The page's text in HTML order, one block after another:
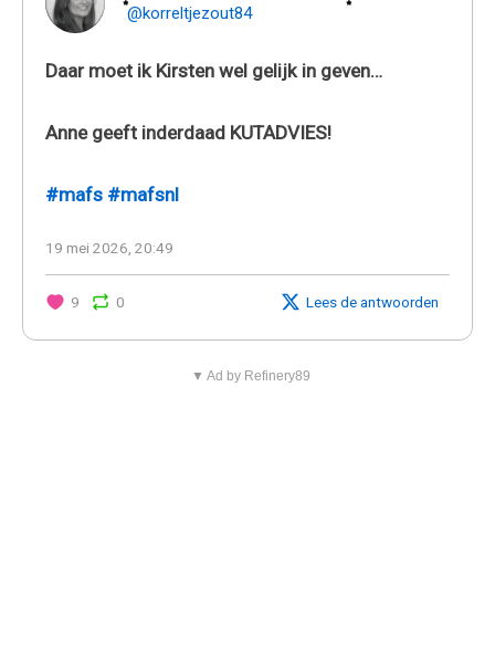
@korreltjezout84
Daar moet ik Kirsten wel gelijk in geven…
Anne geeft inderdaad KUTADVIES!
#mafs #mafsnl
19 mei 2026, 20:49
9 0 Lees de antwoorden
▼ Ad by Refinery89